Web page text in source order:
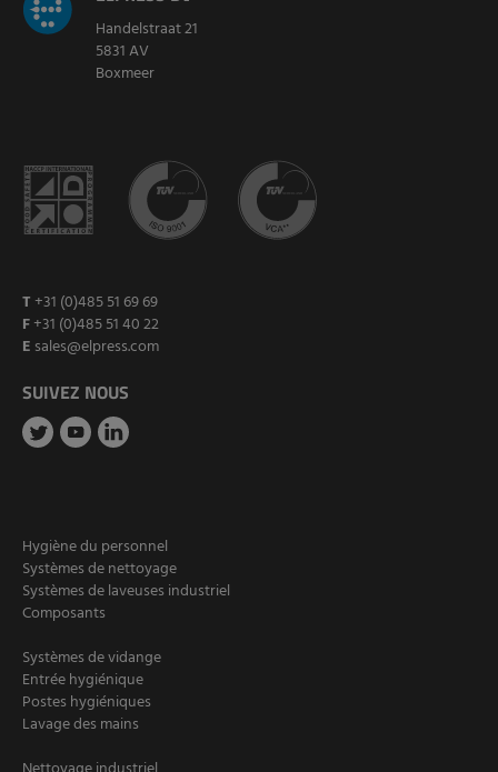
Handelstraat 21
5831 AV
Boxmeer
T +31 (0)485 51 69 69
F+31 (0)485 51 40 22
E sales@elpress.com
SUIVEZ NOUS
Hygiène du personnel
Systèmes de nettoyage
Systèmes de laveuses industriel
Composants
Systèmes de vidange
Entrée hygiénique
Postes hygiéniques
Lavage des mains